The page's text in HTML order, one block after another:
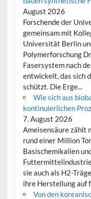
August 2026
Forschende der
gemeinsam mit
Universität Berlin
Polymerforschung
Fasersystem nach
entwickelt, das sich
schützt. Die Erge...
Wie sich aus
kontinuierlichen
7. August 2026
Ameisensäure zählt
rund einer Million
Basischemikalien
sie auch als H2-
ihre Herstellung auf
Von den